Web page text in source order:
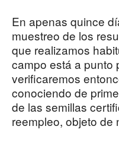
En apenas quince
muestreo de los
que realizamos
campo está a punto
verificaremos
conociendo de
de las semillas
reempleo, objeto de